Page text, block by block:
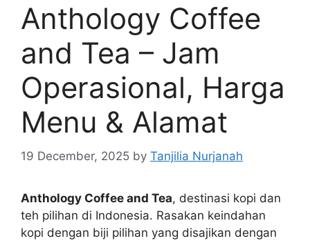
Anthology Coffee
and Tea – Jam
Operasional, Harga
Menu & Alamat
19 December, 2025 by Tanjilia Nurjanah
Anthology Coffee and Tea, destinasi kopi dan
teh pilihan di Indonesia. Rasakan keindahan
kopi dengan biji pilihan yang disajikan dengan